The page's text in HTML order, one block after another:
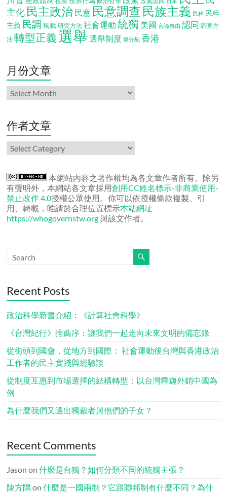
主化 民主政治 民意 民意調查 民族主義 民粹 民粹
主義 民調 獨裁 研究方法 社會運動 統獨 美國 言論自由 認同 調查方
法 轉型正義 選舉 選舉制度 重分配 香港
月份文章
月
份
章
作者文章
作
者
章
本網站內容之著作權均為各文章作者所有。除另
有聲明外，本網站各文章採用創用CC姓名標示-非商業使用-
禁止改作 4.0授權公眾使用。你可以依授權條款複製、引
用、轉載，唯請於合理位置標示本站網址
https://whogovernstw.org與該文作者。
Recent Posts
政治科學新書介紹：《計算社會科學》
《台灣紀行》推薦序：讓我們一起走向未來文明的備忘錄
從街頭到國會，從地方到國際： 社會運動後台灣與香港政治
工作者的民主實踐與經驗談
從制度互惠到市場選擇的結構轉型：以台灣釋迦外銷中國為
例
為什麼我們又選出獨裁者與他們的子女？
Recent Comments
Jason on什麼是台獨？如何分類不同的統獨主張？
陳方隅 on什麼是一國兩制？它跟聯邦制有什麼不同？為什